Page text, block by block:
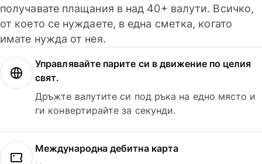
получавате плащания в над 40+ валути. Всичко,
от което се нуждаете, в една сметка, когато
имате нужда от нея.
Управлявайте парите си в движение по целия
свят.
Дръжте валутите си под ръка на едно място и
ги конвертирайте за секунди.
Международна дебитна карта